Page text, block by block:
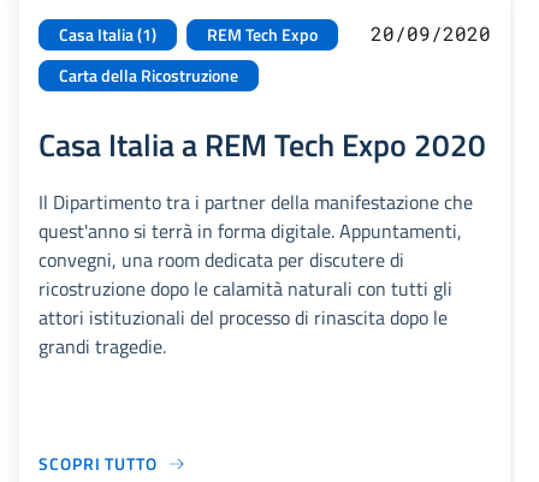
Casa Italia (1)
REM Tech Expo
Carta della Ricostruzione
20/09/2020
Casa Italia a REM Tech Expo 2020
Il Dipartimento tra i partner della manifestazione che
quest'anno si terrà in forma digitale. Appuntamenti,
convegni, una room dedicata per discutere di
ricostruzione dopo le calamità naturali con tutti gli
attori istituzionali del processo di rinascita dopo le
grandi tragedie.
SCOPRI TUTTO